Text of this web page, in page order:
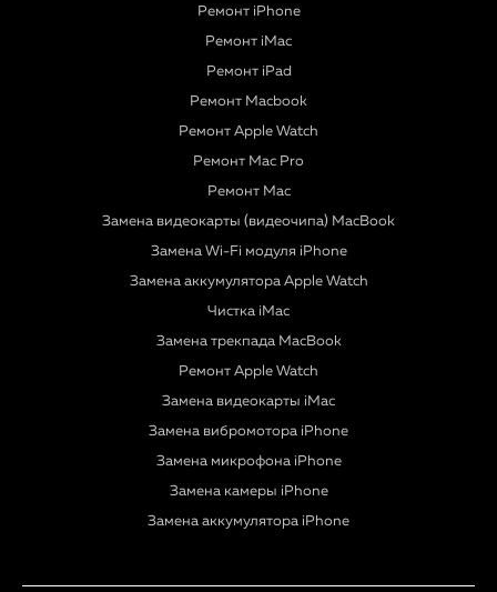
Ремонт iPhone
Ремонт iMac
Ремонт iPad
Ремонт Macbook
Ремонт Apple Watch
Ремонт Mac Pro
Ремонт Mac
Замена видеокарты (видеочипа) MacBook
Замена Wi-Fi модуля iPhone
Замена аккумулятора Apple Watch
Чистка iMac
Замена трекпада MacBook
Ремонт Apple Watch
Замена видеокарты iMac
Замена вибромотора iPhone
Замена микрофона iPhone
Замена камеры iPhone
Замена аккумулятора iPhone